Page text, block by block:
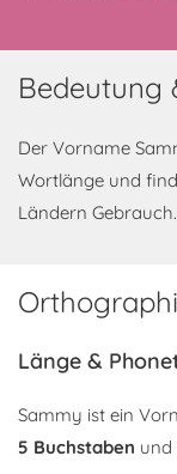
Bedeutung
Der Vorname
Wortlänge und
Ländern Gebrauch.
Länge &
Sammy ist ein
5 Buchstaben und